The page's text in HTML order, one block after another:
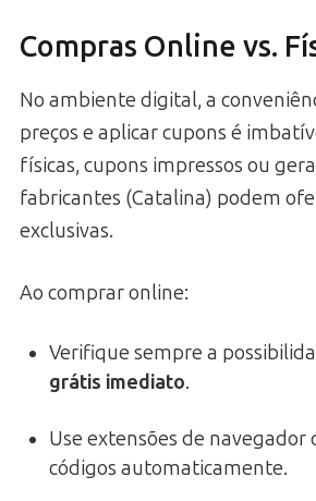
Compras Online vs.
No ambiente digital, a
preços e aplicar cupons é
físicas, cupons impressos ou
fabricantes (Catalina) podem
exclusivas.
Ao comprar online:
Verifique sempre a
grátis imediato.
Use extensões de navegador
códigos automaticamente.